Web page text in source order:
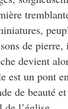
de pierre,
devient
est un pont
de beauté